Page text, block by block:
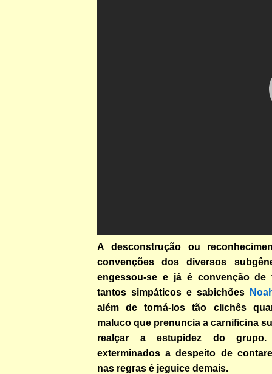
A desconstrução ou
convenções dos diversos
engessou-se e já é convenção de
tantos simpáticos e sabichões
além de torná-los tão clichês
maluco que prenuncia a carnificina
realçar a estupidez do grupo.
exterminados a despeito de
nas regras é jeguice demais.